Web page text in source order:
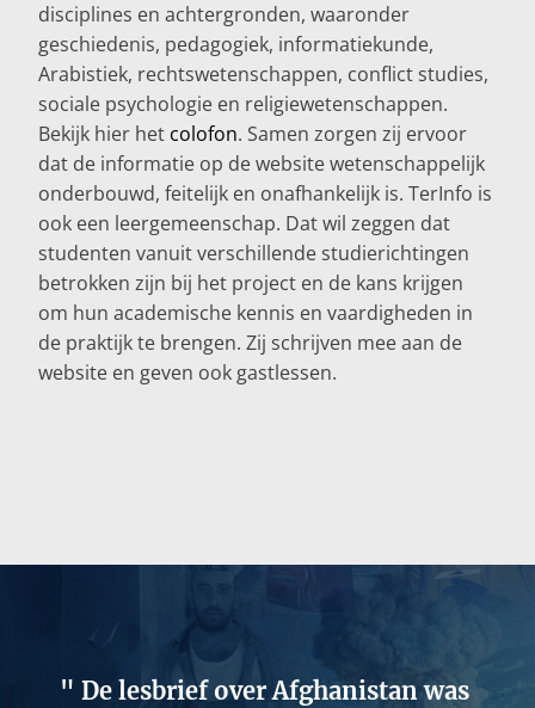
disciplines en achtergronden, waaronder
geschiedenis, pedagogiek, informatiekunde,
Arabistiek, rechtswetenschappen, conflict studies,
sociale psychologie en religiewetenschappen.
Bekijk hier het colofon. Samen zorgen zij ervoor
dat de informatie op de website wetenschappelijk
onderbouwd, feitelijk en onafhankelijk is. TerInfo is
ook een leergemeenschap. Dat wil zeggen dat
studenten vanuit verschillende studierichtingen
betrokken zijn bij het project en de kans krijgen
om hun academische kennis en vaardigheden in
de praktijk te brengen. Zij schrijven mee aan de
website en geven ook gastlessen.
De lesbrief over Afghanistan was